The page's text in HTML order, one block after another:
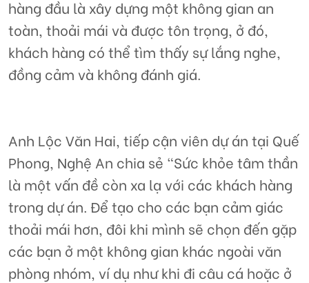
hàng đầu là xây dựng một không gian an
toàn, thoải mái và được tôn trọng, ở đó,
khách hàng có thể tìm thấy sự lắng nghe,
đồng cảm và không đánh giá.
Anh Lộc Văn Hai, tiếp cận viên dự án tại Quế
Phong, Nghệ An chia sẻ “Sức khỏe tâm thần
là một vấn đề còn xa lạ với các khách hàng
trong dự án. Để tạo cho các bạn cảm giác
thoải mái hơn, đôi khi mình sẽ chọn đến gặp
các bạn ở một không gian khác ngoài văn
phòng nhóm, ví dụ như khi đi câu cá hoặc ở